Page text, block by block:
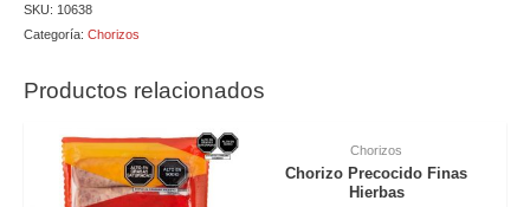
SKU: 10638
Categoría: Chorizos
Productos relacionados
Chorizos
Chorizo Precocido Finas
Hierbas